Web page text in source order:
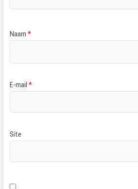
Naam *
E-mail *
Site